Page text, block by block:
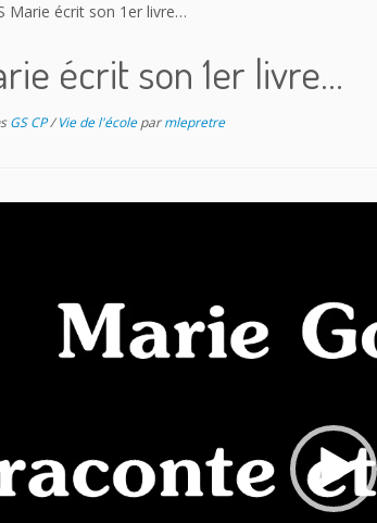
Marie écrit son 1er livre…
écrit son 1er livre…
GS CP/Vie de l'écoleparmlepretre